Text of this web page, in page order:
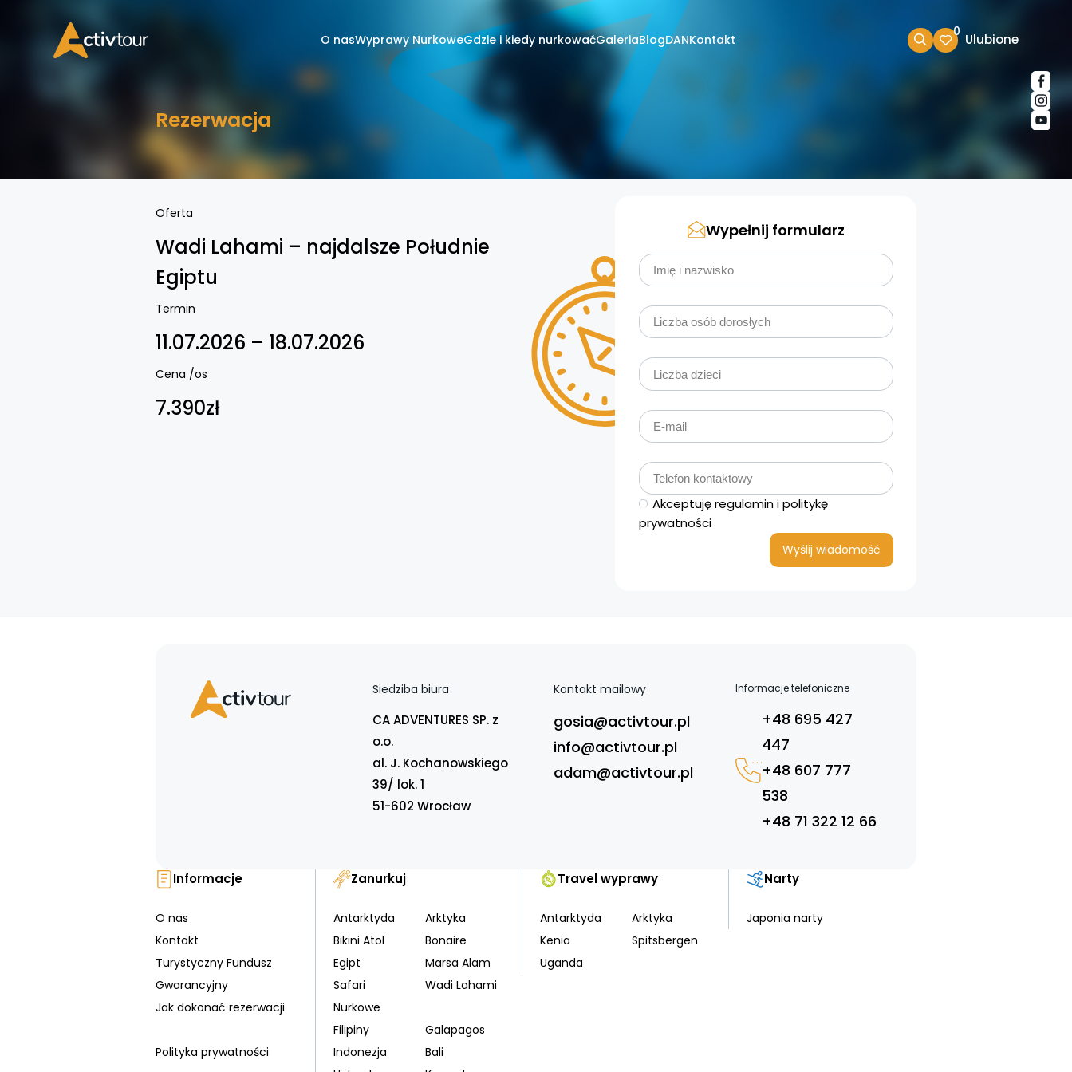
O nasWyprawy NurkoweGdzie i kiedy nurkowaćGaleriaBlogDANKontakt
0
Ulubione
Rezerwacja
Oferta
Wadi Lahami – najdalsze Południe
Egiptu
Termin
11.07.2026 – 18.07.2026
Cena /os
7.390zł
Wypełnij formularz
Akceptuję regulamin i politykę
prywatności
Siedziba biura
CA ADVENTURES SP. z
o.o.
al. J. Kochanowskiego
39/ lok. 1
51-602 Wrocław
Kontakt mailowy
gosia@activtour.pl
info@activtour.pl
adam@activtour.pl
Informacje telefoniczne
+48 695 427
447
+48 607 777
538
+48 71 322 12 66
Informacje
O nas
Kontakt
Turystyczny Fundusz
Gwarancyjny
Jak dokonać rezerwacji
Polityka prywatności
Zanurkuj
Antarktyda
Arktyka
Bikini Atol
Bonaire
Egipt
Marsa Alam
Safari
Nurkowe
Wadi Lahami
Filipiny
Galapagos
Indonezja
Bali
Travel wyprawy
Antarktyda
Arktyka
Kenia
Spitsbergen
Uganda
Narty
Japonia narty